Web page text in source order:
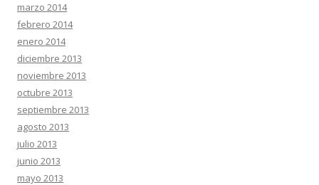
marzo 2014
febrero 2014
enero 2014
diciembre 2013
noviembre 2013
octubre 2013
septiembre 2013
agosto 2013
julio 2013
junio 2013
mayo 2013